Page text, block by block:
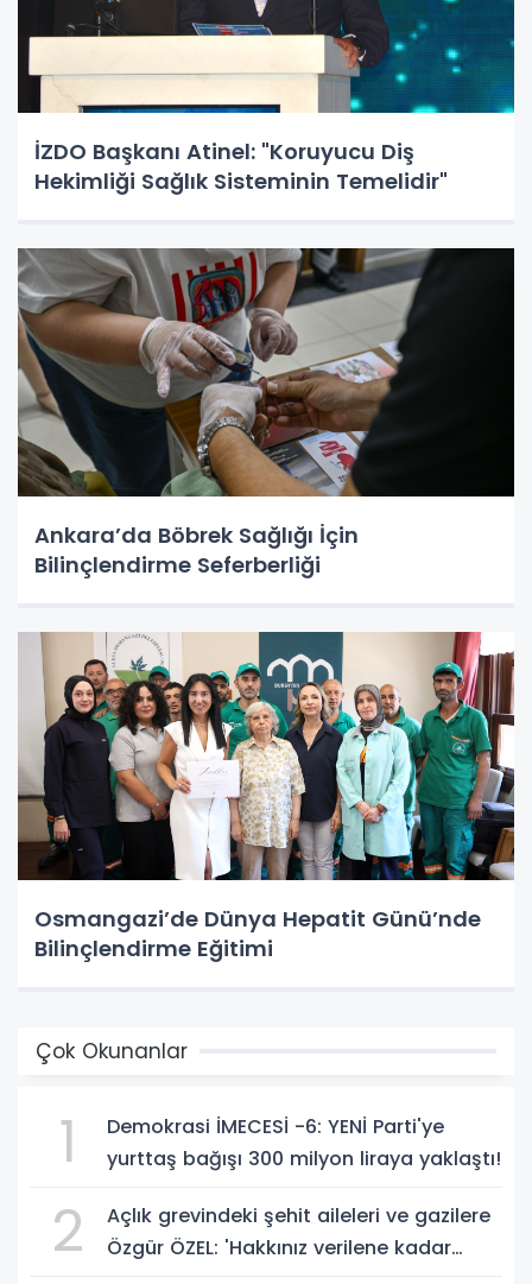
İZDO Başkanı Atinel: "Koruyucu Diş
Hekimliği Sağlık Sisteminin Temelidir"
Ankara’da Böbrek Sağlığı İçin
Bilinçlendirme Seferberliği
Osmangazi’de Dünya Hepatit Günü’nde
Bilinçlendirme Eğitimi
Çok Okunanlar
1
Demokrasi İMECESİ -6: YENİ Parti'ye
yurttaş bağışı 300 milyon liraya yaklaştı!
2
Açlık grevindeki şehit aileleri ve gazilere
Özgür ÖZEL: 'Hakkınız verilene kadar